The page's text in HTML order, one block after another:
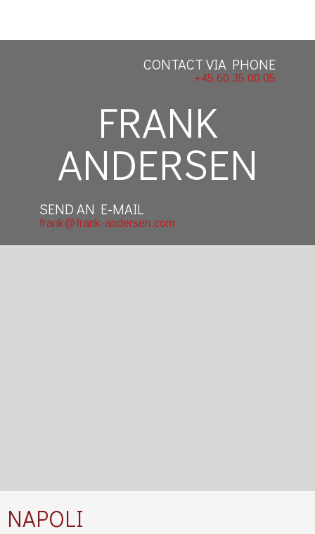
CONTACT VIA PHONE
+45 60 35 00 05
​FRANK
ANDERSEN
SEND AN E-MAIL
frank@frank-andersen.com
NAPOLI​